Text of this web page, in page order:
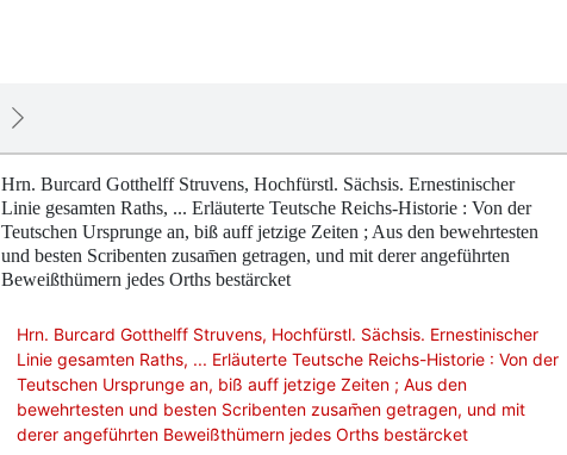
Hrn. Burcard Gotthelff Struvens, Hochfürstl. Sächsis. Ernestinischer
Linie gesamten Raths, ... Erläuterte Teutsche Reichs-Historie : Von der
Teutschen Ursprunge an, biß auff jetzige Zeiten ; Aus den bewehrtesten
und besten Scribenten zusam̄en getragen, und mit derer angeführten
Beweißthümern jedes Orths bestärcket
Hrn. Burcard Gotthelff Struvens, Hochfürstl. Sächsis. Ernestinischer
Linie gesamten Raths, ... Erläuterte Teutsche Reichs-Historie : Von der
Teutschen Ursprunge an, biß auff jetzige Zeiten ; Aus den
bewehrtesten und besten Scribenten zusam̄en getragen, und mit
derer angeführten Beweißthümern jedes Orths bestärcket